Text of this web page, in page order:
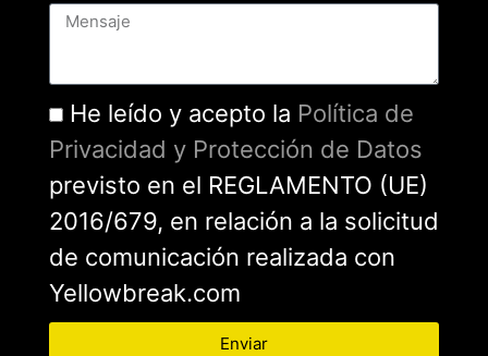
He leído y acepto la Política de
Privacidad y Protección de Datos
previsto en el REGLAMENTO (UE)
2016/679, en relación a la solicitud
de comunicación realizada con
Yellowbreak.com
Enviar